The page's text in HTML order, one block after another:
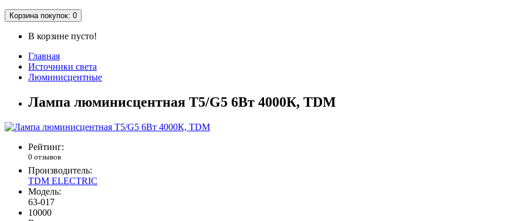
Корзина покупок: 0
В корзине пусто!
Главная
Источники света
Люминисцентные
Лампа люминисцентная Т5/G5 6Вт 4000К, TDM
Рейтинг:
0 отзывов
Производитель:
TDM ELECTRIC
Модель:
63-017
10000